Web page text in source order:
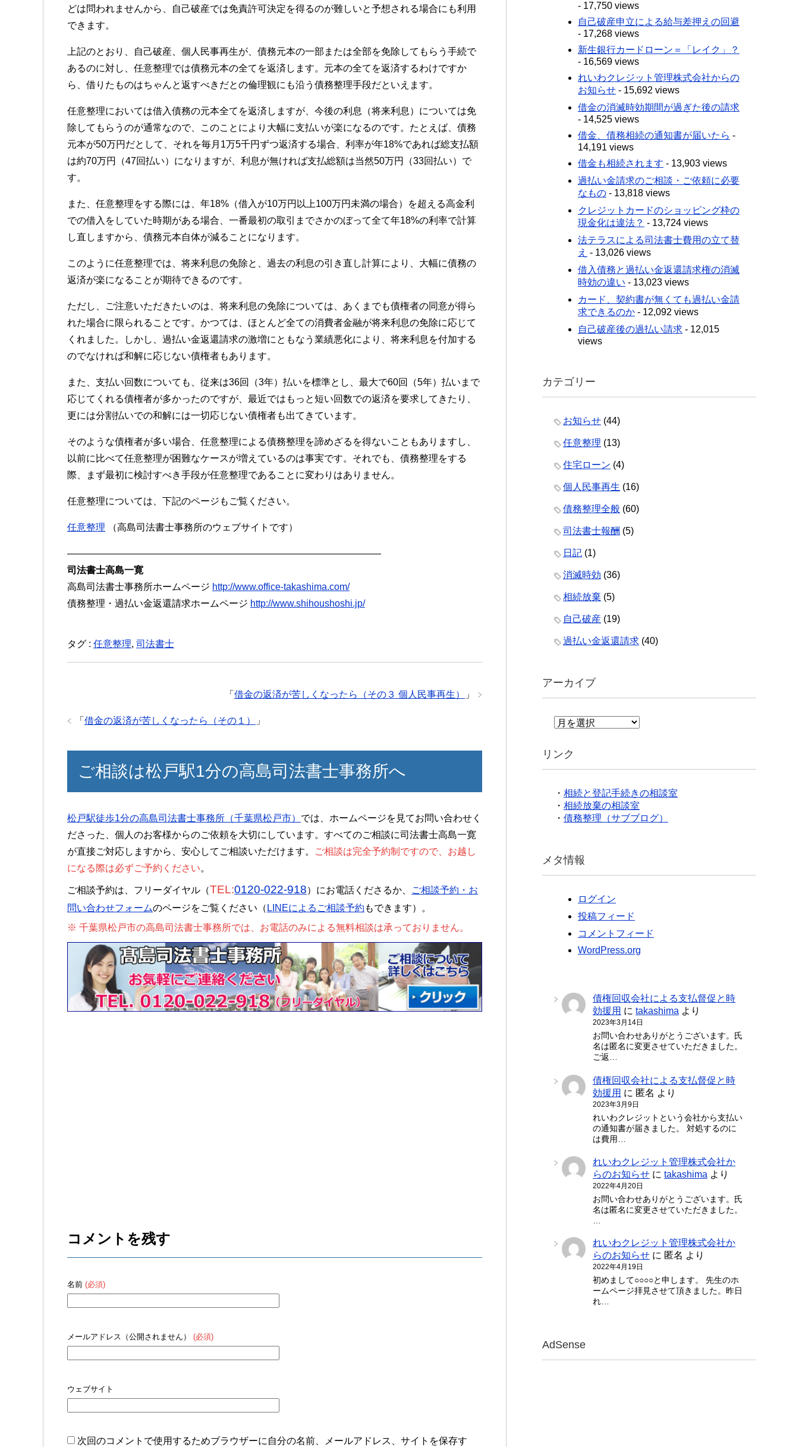
どは問われませんから、自己破産では免責許可決定を得るのが難しいと予想される場合にも利用
できます。
上記のとおり、自己破産、個人民事再生が、債務元本の一部または全部を免除してもらう手続で
あるのに対し、任意整理では債務元本の全てを返済します。元本の全てを返済するわけですか
ら、借りたものはちゃんと返すべきだとの倫理観にも沿う債務整理手段だといえます。
任意整理においては借入債務の元本全てを返済しますが、今後の利息（将来利息）については免
除してもらうのが通常なので、このことにより大幅に支払いが楽になるのです。たとえば、債務
元本が50万円だとして、それを毎月1万5千円ずつ返済する場合、利率が年18%であれば総支払額
は約70万円（47回払い）になりますが、利息が無ければ支払総額は当然50万円（33回払い）で
す。
また、任意整理をする際には、年18%（借入が10万円以上100万円未満の場合）を超える高金利
での借入をしていた時期がある場合、一番最初の取引までさかのぼって全て年18%の利率で計算
し直しますから、債務元本自体が減ることになります。
このように任意整理では、将来利息の免除と、過去の利息の引き直し計算により、大幅に債務の
返済が楽になることが期待できるのです。
ただし、ご注意いただきたいのは、将来利息の免除については、あくまでも債権者の同意が得ら
れた場合に限られることです。かつては、ほとんど全ての消費者金融が将来利息の免除に応じて
くれました。しかし、過払い金返還請求の激増にともなう業績悪化により、将来利息を付加する
のでなければ和解に応じない債権者もあります。
また、支払い回数についても、従来は36回（3年）払いを標準とし、最大で60回（5年）払いまで
応じてくれる債権者が多かったのですが、最近ではもっと短い回数での返済を要求してきたり、
更には分割払いでの和解には一切応じない債権者も出てきています。
そのような債権者が多い場合、任意整理による債務整理を諦めざるを得ないこともありますし、
以前に比べて任意整理が困難なケースが増えているのは事実です。それでも、債務整理をする
際、まず最初に検討すべき手段が任意整理であることに変わりはありません。
任意整理については、下記のページもご覧ください。
任意整理 （高島司法書士事務所のウェブサイトです）
—————————————————————————————————
司法書士高島一寛
高島司法書士事務所ホームページ http://www.office-takashima.com/
債務整理・過払い金返還請求ホームページ http://www.shihoushoshi.jp/
タグ : 任意整理, 司法書士
「 借金の返済が苦しくなったら（その３ 個人民事再生） 」
「 借金の返済が苦しくなったら（その１） 」
ご相談は松戸駅1分の高島司法書士事務所へ
松戸駅徒歩1分の高島司法書士事務所（千葉県松戸市） では、ホームページを見てお問い合わせく
ださった、個人のお客様からのご依頼を大切にしています。すべてのご相談に司法書士高島一寛
が直接ご対応しますから、安心してご相談いただけます。
ご相談は完全予約制ですので、お越し
になる際は必ずご予約ください。
ご相談予約は、フリーダイヤル（TEL:0120-022-918）にお電話くださるか、
ご相談予約・お
問い合わせフォームのページをご覧ください（ LINEによるご相談予約 もできます）。
※ 千葉県松戸市の高島司法書士事務所では、お電話のみによる無料相談は承っておりません。
コメントを残す
名前 (必須)
メールアドレス（公開されません） (必須)
ウェブサイト
次回のコメントで使用するためブラウザーに自分の名前、メールアドレス、サイトを保存す
- 17,750 views
自己破産申立による給与差押えの回避
- 17,268 views
新生銀行カードローン＝「レイク」？
- 16,569 views
れいわクレジット管理株式会社からの
お知らせ - 15,692 views
借金の消滅時効期間が過ぎた後の請求
- 14,525 views
借金、債務相続の通知書が届いたら -
14,191 views
借金も相続されます - 13,903 views
過払い金請求のご相談・ご依頼に必要
なもの - 13,818 views
クレジットカードのショッピング枠の
現金化は違法？ - 13,724 views
法テラスによる司法書士費用の立て替
え - 13,026 views
借入債務と過払い金返還請求権の消滅
時効の違い - 13,023 views
カード、契約書が無くても過払い金請
求できるのか - 12,092 views
自己破産後の過払い請求 - 12,015
views
カテゴリー
お知らせ (44)
任意整理 (13)
住宅ローン (4)
個人民事再生 (16)
債務整理全般 (60)
司法書士報酬 (5)
日記 (1)
消滅時効 (36)
相続放棄 (5)
自己破産 (19)
過払い金返還請求 (40)
アーカイブ
ア
イ
ブ
リンク
・ 相続と登記手続きの相談室
・ 相続放棄の相談室
・ 債務整理（サブブログ）
メタ情報
ログイン
投稿フィード
コメントフィード
WordPress.org
債権回収会社による支払督促と時
効援用 に takashima より
2023年3月14日
お問い合わせありがとうございます。氏
名は匿名に変更させていただきました。
ご返…
債権回収会社による支払督促と時
効援用 に 匿名 より
2023年3月9日
れいわクレジットという会社から支払い
の通知書が届きました。 対処するのに
は費用…
れいわクレジット管理株式会社か
らのお知らせ に takashima より
2022年4月20日
お問い合わせありがとうございます。氏
名は匿名に変更させていただきました。
…
れいわクレジット管理株式会社か
らのお知らせ に 匿名 より
2022年4月19日
初めまして○○○○と申します。 先生のホ
ームページ拝見させて頂きました。昨日
れ…
AdSense